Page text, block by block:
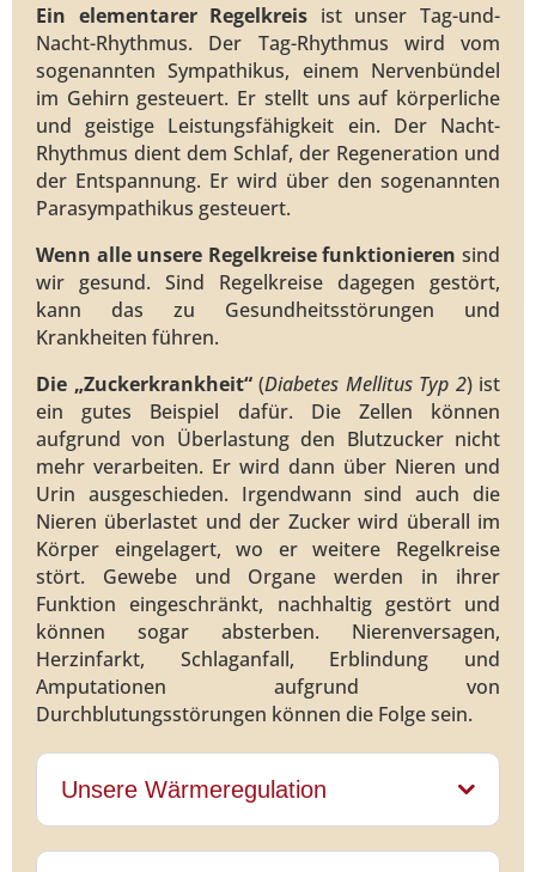
Ein elementarer Regelkreis ist unser Tag-und-
Nacht-Rhythmus. Der Tag-Rhythmus wird vom
sogenannten Sympathikus, einem Nervenbündel
im Gehirn gesteuert. Er stellt uns auf körperliche
und geistige Leistungsfähigkeit ein. Der Nacht-
Rhythmus dient dem Schlaf, der Regeneration und
der Entspannung. Er wird über den sogenannten
Parasympathikus gesteuert.
Wenn alle unsere Regelkreise funktionieren sind
wir gesund. Sind Regelkreise dagegen gestört,
kann das zu Gesundheitsstörungen und
Krankheiten führen.
Die „Zuckerkrankheit“(Diabetes Mellitus Typ 2) ist
ein gutes Beispiel dafür. Die Zellen können
aufgrund von Überlastung den Blutzucker nicht
mehr verarbeiten. Er wird dann über Nieren und
Urin ausgeschieden. Irgendwann sind auch die
Nieren überlastet und der Zucker wird überall im
Körper eingelagert, wo er weitere Regelkreise
stört. Gewebe und Organe werden in ihrer
Funktion eingeschränkt, nachhaltig gestört und
können sogar absterben. Nierenversagen,
Herzinfarkt, Schlaganfall, Erblindung und
Amputationen aufgrund von
Durchblutungsstörungen können die Folge sein.
Unsere Wärmeregulation